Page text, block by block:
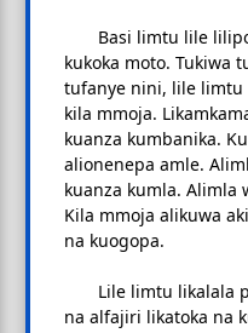
Basi limtu lile
kukoka moto. Tukiwa
tufanye nini, lile limtu
kila mmoja.
kuanza kumbanika.
alionenepa amle.
kuanza kumla. Alimla
Kila mmoja alikuwa
na kuogopa.
Lile limtu likalala
na alfajiri likatoka na